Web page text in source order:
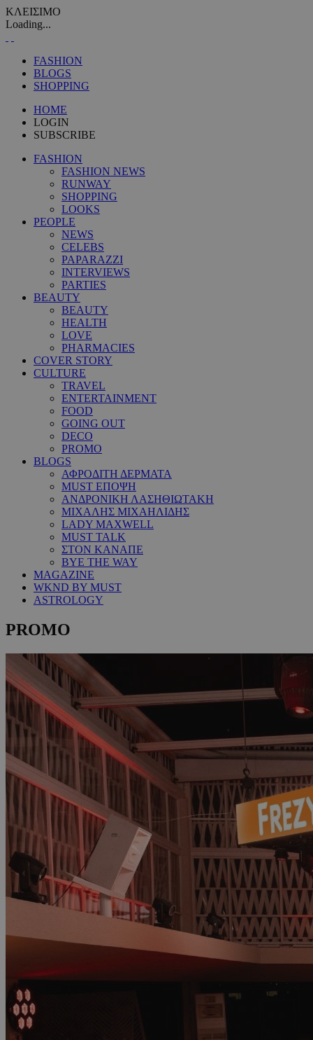
ΚΛΕΙΣΙΜΟ
Loading...
FASHION
BLOGS
SHOPPING
HOME
LOGIN
SUBSCRIBE
FASHION
FASHION NEWS
RUNWAY
SHOPPING
LOOKS
PEOPLE
NEWS
CELEBS
PAPARAZZI
INTERVIEWS
PARTIES
BEAUTY
BEAUTY
HEALTH
LOVE
PHARMACIES
COVER STORY
CULTURE
TRAVEL
ENTERTAINMENT
FOOD
GOING OUT
DECO
PROMO
BLOGS
ΑΦΡΟΔΙΤΗ ΔΕΡΜΑΤΑ
MUST ΕΠΟΨΗ
ΑΝΔΡΟΝΙΚΗ ΛΑΣΗΘΙΩΤΑΚΗ
ΜΙΧΑΛΗΣ ΜΙΧΑΗΛΙΔΗΣ
LADY MAXWELL
MUST TALK
ΣΤΟΝ ΚΑΝΑΠΕ
BYE THE WAY
MAGAZINE
WKND BY MUST
ASTROLOGY
PROMO